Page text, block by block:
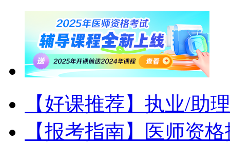
【好课推荐】执业/助
【报考指南】医师资